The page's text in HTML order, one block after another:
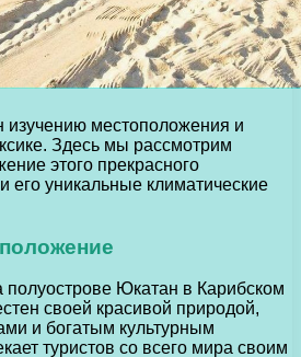
изучению местоположения и
Здесь мы рассмотрим
этого прекрасного
его уникальные климатические
полуострове Юкатан в Карибском
своей красивой природой,
и богатым культурным
туристов со всего мира своим